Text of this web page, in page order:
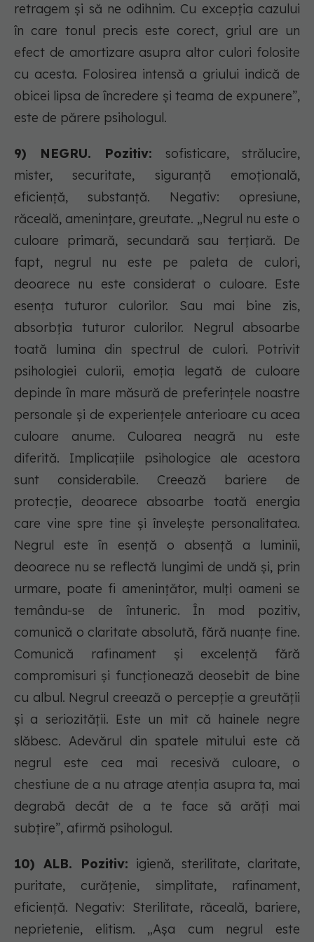
retragem și să ne odihnim. Cu excepția cazului
în care tonul precis este corect, griul are un
efect de amortizare asupra altor culori folosite
cu acesta. Folosirea intensă a griului indică de
obicei lipsa de încredere și teama de expunere”,
este de părere psihologul.
9) NEGRU. Pozitiv: sofisticare, strălucire,
mister, securitate, siguranță emoțională,
eficiență, substanță. Negativ: opresiune,
răceală, amenințare, greutate. „Negrul nu este o
culoare primară, secundară sau terțiară. De
fapt, negrul nu este pe paleta de culori,
deoarece nu este considerat o culoare. Este
esența tuturor culorilor. Sau mai bine zis,
absorbția tuturor culorilor. Negrul absoarbe
toată lumina din spectrul de culori. Potrivit
psihologiei culorii, emoția legată de culoare
depinde în mare măsură de preferințele noastre
personale și de experiențele anterioare cu acea
culoare anume. Culoarea neagră nu este
diferită. Implicațiile psihologice ale acestora
sunt considerabile. Creează bariere de
protecție, deoarece absoarbe toată energia
care vine spre tine și învelește personalitatea.
Negrul este în esență o absență a luminii,
deoarece nu se reflectă lungimi de undă și, prin
urmare, poate fi amenințător, mulți oameni se
temându-se de întuneric. În mod pozitiv,
comunică o claritate absolută, fără nuanțe fine.
Comunică rafinament și excelență fără
compromisuri și funcționează deosebit de bine
cu albul. Negrul creează o percepție a greutății
și a seriozității. Este un mit că hainele negre
slăbesc. Adevărul din spatele mitului este că
negrul este cea mai recesivă culoare, o
chestiune de a nu atrage atenția asupra ta, mai
degrabă decât de a te face să arăți mai
subțire”, afirmă psihologul.
10) ALB. Pozitiv: igienă, sterilitate, claritate,
puritate, curățenie, simplitate, rafinament,
eficiență. Negativ: Sterilitate, răceală, bariere,
neprietenie, elitism. „Așa cum negrul este